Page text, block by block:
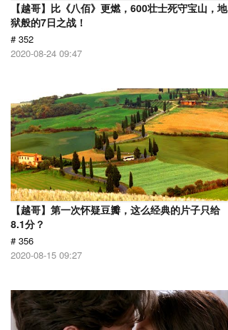
【越哥】比《八佰》更燃，600壮士死守宝山，地
狱般的7日之战！
# 352
2020-08-24 09:47
【越哥】第一次怀疑豆瓣，这么经典的片子只给
8.1分？
# 356
2020-08-15 09:27